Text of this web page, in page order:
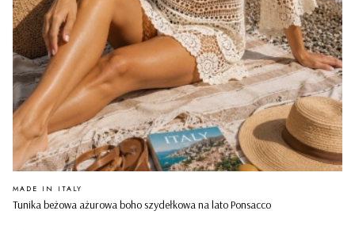
Tunika beżowa ażurowa boho szydełkowa na lato Ponsacco
PRODUCENT
MADE IN ITALY